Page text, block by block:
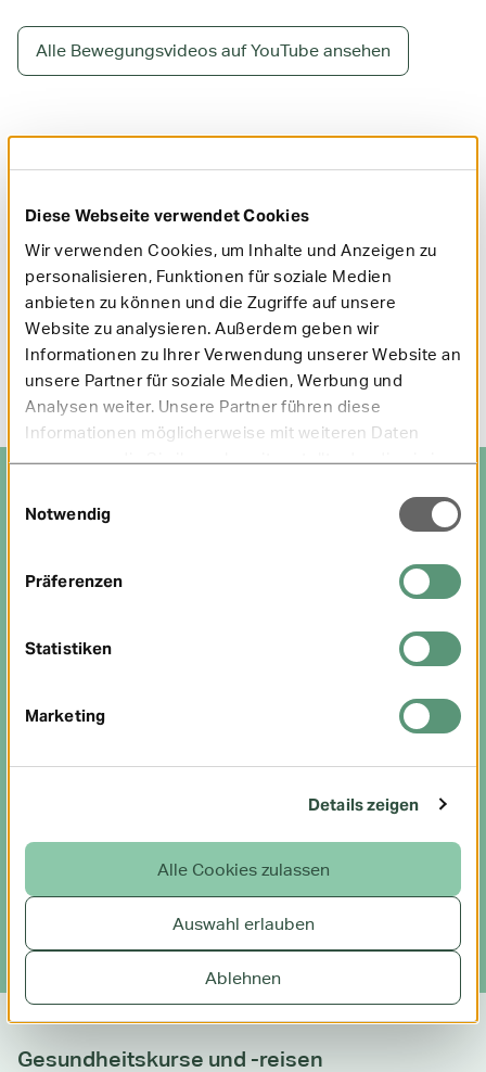
Diese Webseite verwendet Cookies
Wir verwenden Cookies, um Inhalte und Anzeigen zu
personalisieren, Funktionen für soziale Medien
anbieten zu können und die Zugriffe auf unsere
Website zu analysieren. Außerdem geben wir
Informationen zu Ihrer Verwendung unserer Website an
unsere Partner für soziale Medien, Werbung und
Analysen weiter. Unsere Partner führen diese
Informationen möglicherweise mit weiteren Daten
zusammen, die Sie ihnen bereitgestellt oder die sie im
Notwendig
Präferenzen
Statistiken
Marketing
Details zeigen
Alle Cookies zulassen
Auswahl erlauben
Ablehnen
Alle Bewegungsvideos auf YouTube ansehen
Entspannung für den Nacken
Unsere Angebote für einen gesunden
Bewegung
Online-Sprechstunde
Gesundheitskurse und -reisen